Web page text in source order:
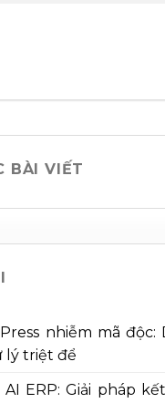
BÀI VIẾT
nhiễm mã độc:
lý triệt để
ERP: Giải pháp